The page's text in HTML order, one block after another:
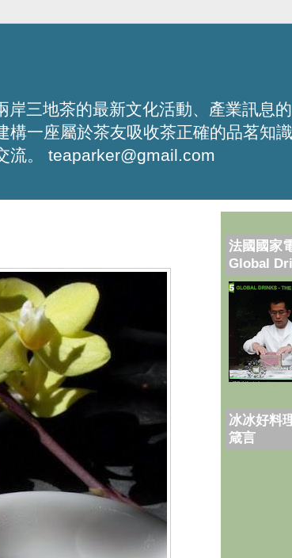
岸三地茶的最新文化活動、產業訊息
一座屬於茶友吸收茶正確的品茗知
流。 teaparker@gmail.com
法國國家
Global
冰冰好料
箴言